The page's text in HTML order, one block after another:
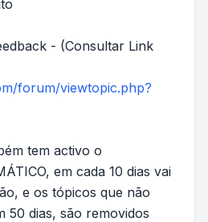
- (Consultar Link
forum/viewtopic.php?
tem activo o
em cada 10 dias vai
e os tópicos que não
50 dias, são removidos